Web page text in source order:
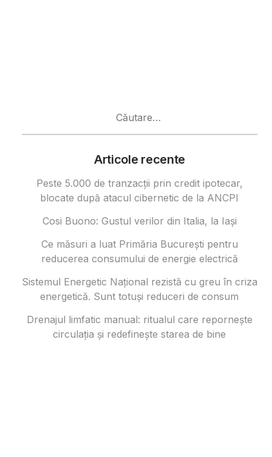
Articole recente
Peste 5.000 de tranzacții prin credit ipotecar,
blocate după atacul cibernetic de la ANCPI
Cosi Buono: Gustul verilor din Italia, la Iași
Ce măsuri a luat Primăria București pentru
reducerea consumului de energie electrică
Sistemul Energetic Național rezistă cu greu în criza
energetică. Sunt totuși reduceri de consum
Drenajul limfatic manual: ritualul care repornește
circulația și redefinește starea de bine